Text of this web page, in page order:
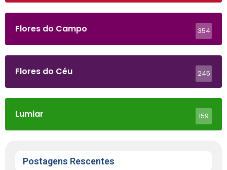
Flores do Campo 354
Flores do Céu 245
Lumiar 159
Postagens Rescentes